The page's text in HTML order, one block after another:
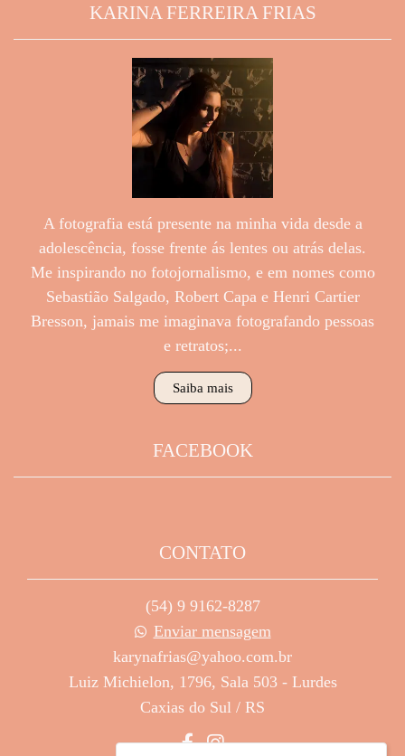
KARINA FERREIRA FRIAS
A fotografia está presente na minha vida desde a
adolescência, fosse frente ás lentes ou atrás delas.
Me inspirando no fotojornalismo, e em nomes como
Sebastião Salgado, Robert Capa e Henri Cartier
Bresson, jamais me imaginava fotografando pessoas
e retratos;...
Saiba mais
FACEBOOK
CONTATO
(54) 9 9162-8287
Enviar mensagem
karynafrias@yahoo.com.br
Luiz Michielon, 1796, Sala 503 - Lurdes
Caxias do Sul / RS